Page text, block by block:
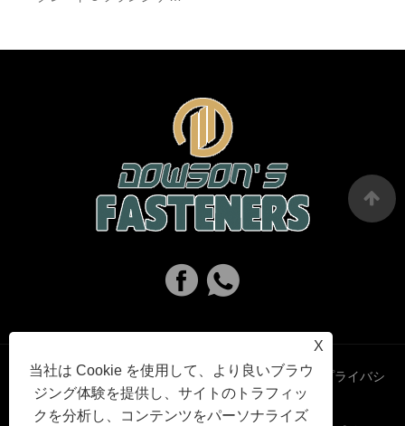
X
当社は Cookie を使用して、より良いブラウ
ジング体験を提供し、サイトのトラフィッ
クを分析し、コンテンツをパーソナライズ
Links Sitemap RSS XML プライバシ